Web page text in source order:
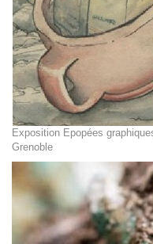
Exposition Epopées
Grenoble